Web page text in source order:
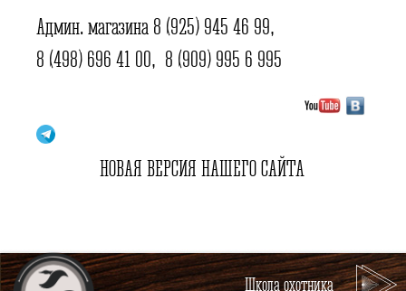
Админ. магазина 8 (925) 945 46 99,
8 (498) 696 41 00, 8 (909) 995 6 995
НОВАЯ ВЕРСИЯ НАШЕГО САЙТА
Школа охотника